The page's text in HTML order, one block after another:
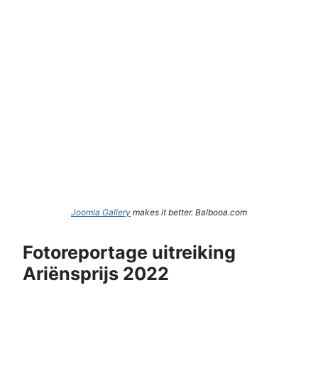
Joomla Gallery makes it better. Balbooa.com
Fotoreportage uitreiking
Ariënsprijs 2022